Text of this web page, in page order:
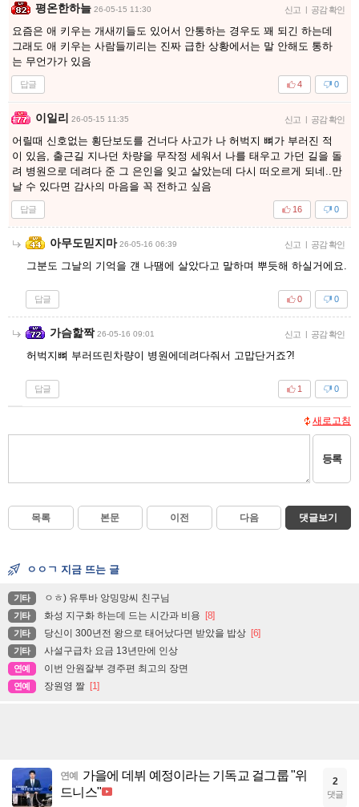
평온한하늘 26-05-15 11:30 신고 | 공감 확인
요즘은 애 키우는 개새끼들도 있어서 안통하는 경우도 꽤 되긴 하는데
그래도 애 키우는 사람들끼리는 진짜 급한 상황에서는 말 안해도 통하
는 무언가가 있음
답글 0
4
이일리 26-05-15 11:35 신고 | 공감 확인
어릴때 신호없는 횡단보도를 건너다 사고가 나 허벅지 뼈가 부러진 적
이 있음, 출근길 지나던 차량을 무작정 세워서 나를 태우고 가던 길을 돌
려 병원으로 데려다 준 그 은인을 잊고 살았는데 다시 떠오르게 되네..만
날 수 있다면 감사의 마음을 꼭 전하고 싶음
답글 0
16
아무도믿지마 26-05-16 06:39 신고 | 공감 확인
그분도 그날의 기억을 걘 나땜에 살았다고 말하며 뿌듯해 하실거에요.
답글 0
0
가슴핥짝 26-05-16 09:01 신고 | 공감 확인
허벅지뼈 부러뜨린차량이 병원에데려다줘서 고맙단거죠?!
답글 0
1
새로고침
등록
목록 본문 이전 다음 댓글보기
ㅇㅇㄱ 지금 뜨는 글
기타 ㅇㅎ) 유투바 앙밍망씨 친구님
기타 화성 지구화 하는데 드는 시간과 비용 [8]
기타 당신이 300년전 왕으로 태어났다면 받았을 밥상 [6]
기타 사설구급차 요금 13년만에 인상
연예 이번 안원잘부 경주편 최고의 장면
연예 장원영 짤 [1]
연예
가을에 데뷔 예정이라는 기독교 걸그룹 "위
드니스"
2
댓글